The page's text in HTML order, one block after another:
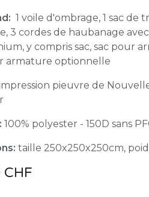
1 voile d'ombrage, 1 sac de
3 cordes de haubanage
y compris sac, sac pour
armature optionnelle
pieuvre de
100% polyester - 150D sans
taille 250x250x250cm,
CHF